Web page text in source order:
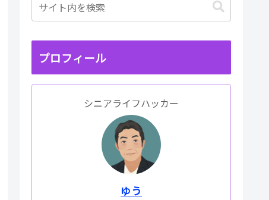
プロフィール
シニアライフハッカー
ゆう